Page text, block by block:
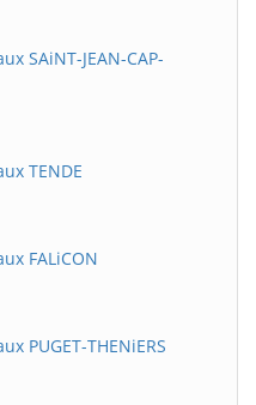
SAiNT-JEAN-CAP-
TENDE
FALiCON
PUGET-THENiERS